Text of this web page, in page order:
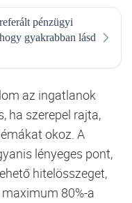
pénzügyi
gyakrabban lásd
az ingatlanok
ha szerepel rajta,
okoz. A
lényeges pont,
hitelösszeget,
80%-a